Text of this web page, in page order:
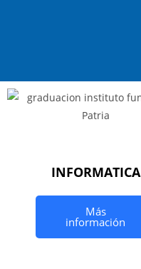
INFORMATICA
Más
información